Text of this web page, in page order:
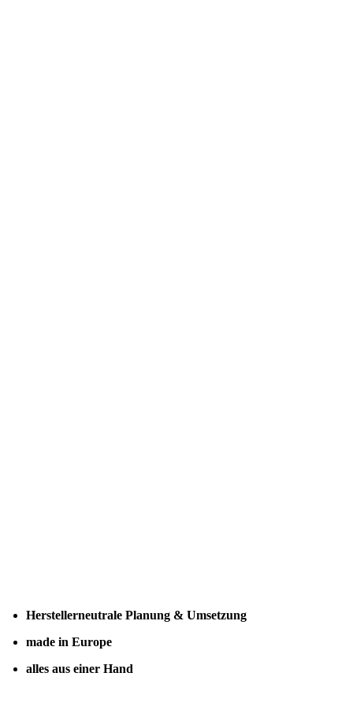
Herstellerneutrale Planung & Umsetzung
made in Europe
alles aus einer Hand